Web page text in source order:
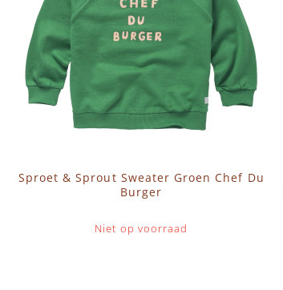
Sproet & Sprout Sweater Groen Chef Du
Burger
Niet op voorraad